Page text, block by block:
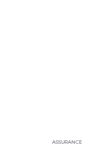
ASSURANCE